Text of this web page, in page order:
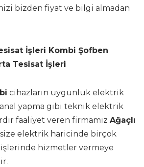
bizden fiyat ve bilgi almadan
İşleri Kombi Şofben
Tesisat İşleri
cihazların uygunluk elektrik
yapma gibi teknik elektrik
faaliyet veren firmamız Ağaçlı
size elektrik haricinde birçok
hizmetler vermeye